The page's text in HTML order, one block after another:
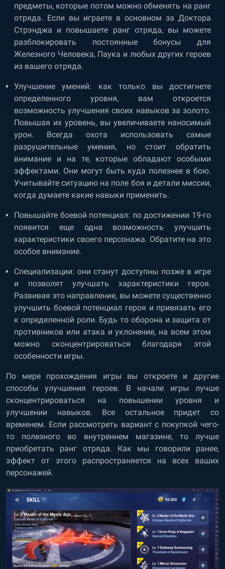
предметы, которые потом можно обменять на ранг
отряда. Если вы играете в основном за Доктора
Стрэнджа и повышаете ранг отряда, вы можете
разблокировать постоянные бонусы для
Железного Человека, Паука и любых других героев
из вашего отряда.
Улучшение умений: как только вы достигнете
определенного уровня, вам откроется
возможность улучшения своих навыков за золото.
Повышая их уровень, вы увеличиваете наносимый
урон. Всегда охота использовать самые
разрушительные умения, но стоит обратить
внимание и на те, которые обладают особыми
эффектами. Они могут быть куда полезнее в бою.
Учитывайте ситуацию на поле боя и детали миссии,
когда думаете какие навыки применить.
Повышайте боевой потенциал: по достижении 19-го
появится еще одна возможность улучшить
характеристики своего персонажа. Обратите на это
особое внимание.
Специализации: они станут доступны позже в игре
и позволят улучшать характеристики героя.
Развивая это направление, вы можете существенно
улучшить боевой потенциал героя и привязать его
к определенной роли. Будь то оборона и защита от
противников или атака и уклонение, на всем этом
можно сконцентрироваться благодаря этой
особенности игры.
По мере прохождения игры вы откроете и другие
способы улучшения героев. В начале игры лучше
сконцентрироваться на повышении уровня и
улучшении навыков. Все остальное придет со
временем. Если рассмотреть вариант с покупкой чего-
то полезного во внутреннем магазине, то лучше
приобретать ранг отряда. Как мы говорили ранее,
эффект от этого распространяется на всех ваших
персонажей.